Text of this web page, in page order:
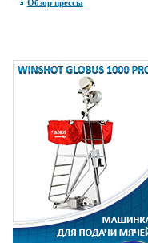
Обзор прессы